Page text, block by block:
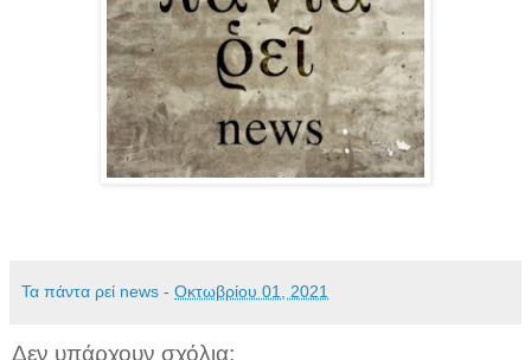
Τα πάντα ρεί news - Οκτωβρίου 01, 2021
Δεν υπάρχουν σχόλια: